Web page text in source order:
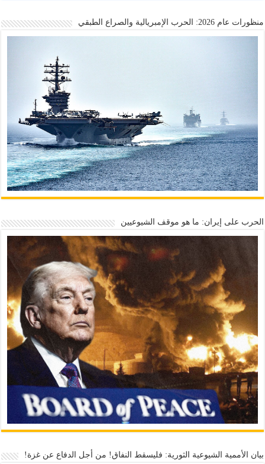
منظورات عام 2026: الحرب الإمبريالية والصراع الطبقي
الحرب على إيران: ما هو موقف الشيوعيين
بيان الأممية الشيوعية الثورية: فليسقط النفاق! من أجل الدفاع عن غزة!